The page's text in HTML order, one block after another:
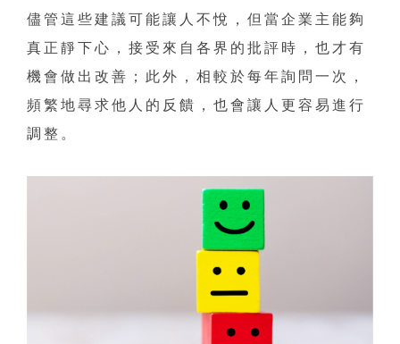
儘管這些建議可能讓人不悅，但當企業主能夠
真正靜下心，接受來自各界的批評時，也才有
機會做出改善；此外，相較於每年詢問一次，
頻繁地尋求他人的反饋，也會讓人更容易進行
調整。